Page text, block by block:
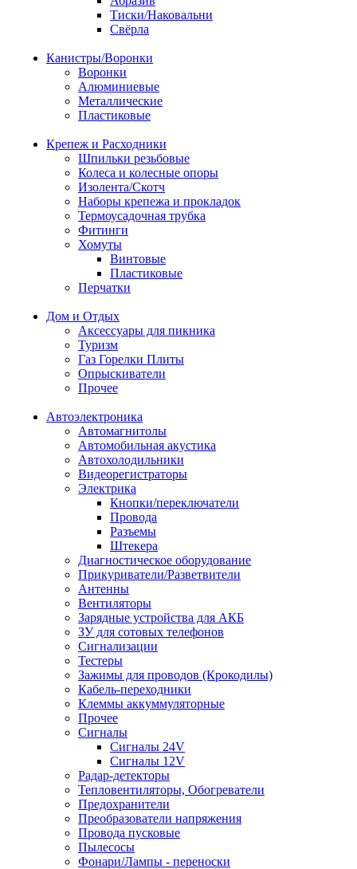
Тиски/Наковальни
Свёрла
Канистры/Воронки
Воронки
Алюминиевые
Металлические
Пластиковые
Крепеж и Расходники
Шпильки резьбовые
Колеса и колесные опоры
Изолента/Скотч
Наборы крепежа и прокладок
Термоусадочная трубка
Фитинги
Хомуты
Винтовые
Пластиковые
Перчатки
Дом и Отдых
Аксессуары для пикника
Туризм
Газ Горелки Плиты
Опрыскиватели
Прочее
Автоэлектроника
Автомагнитолы
Автомобильная акустика
Автохолодильники
Видеорегистраторы
Электрика
Кнопки/переключатели
Провода
Разъемы
Штекера
Диагностическое оборудование
Прикуриватели/Разветвители
Антенны
Вентиляторы
Зарядные устройства для АКБ
ЗУ для сотовых телефонов
Сигнализации
Тестеры
Зажимы для проводов (Крокодилы)
Кабель-переходники
Клеммы аккуммуляторные
Прочее
Сигналы
Сигналы 24V
Сигналы 12V
Радар-детекторы
Тепловентиляторы, Обогреватели
Предохранители
Преобразователи напряжения
Провода пусковые
Пылесосы
Фонари/Лампы - переноски